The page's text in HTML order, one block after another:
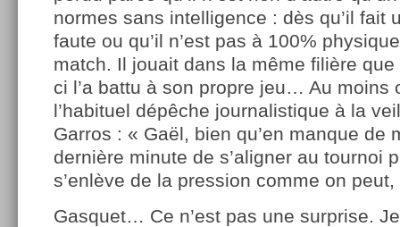
normes sans intelligence : dès qu’il fait
faute ou qu’il n’est pas à 100%
match. Il jouait dans la même filière
ci l’a battu à son propre jeu… Au moins
l’habituel dépêche journalistique à la
Garros : « Gaël, bien qu’en manque de
dernière minute de s’aligner au tournoi
s’enlève de la pression comme on peut,
Gasquet… Ce n’est pas une surprise.